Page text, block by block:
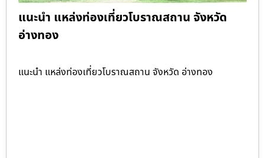
แนะนำ แหล่งท่องเที่ยวโบราณสถาน จังหวัด
อ่างทอง
แนะนำ แหล่งท่องเที่ยวโบราณสถาน จังหวัด อ่างทอง